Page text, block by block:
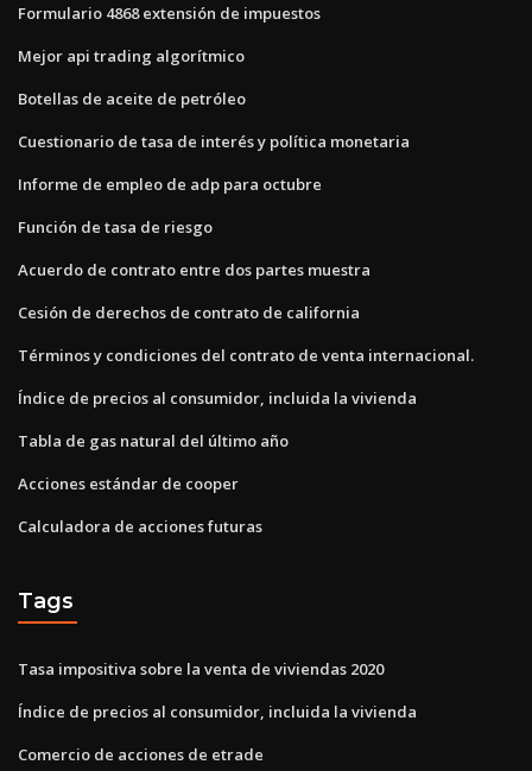
Formulario 4868 extensión de impuestos
Mejor api trading algorítmico
Botellas de aceite de petróleo
Cuestionario de tasa de interés y política monetaria
Informe de empleo de adp para octubre
Función de tasa de riesgo
Acuerdo de contrato entre dos partes muestra
Cesión de derechos de contrato de california
Términos y condiciones del contrato de venta internacional.
Índice de precios al consumidor, incluida la vivienda
Tabla de gas natural del último año
Acciones estándar de cooper
Calculadora de acciones futuras
Tags
Tasa impositiva sobre la venta de viviendas 2020
Índice de precios al consumidor, incluida la vivienda
Comercio de acciones de etrade